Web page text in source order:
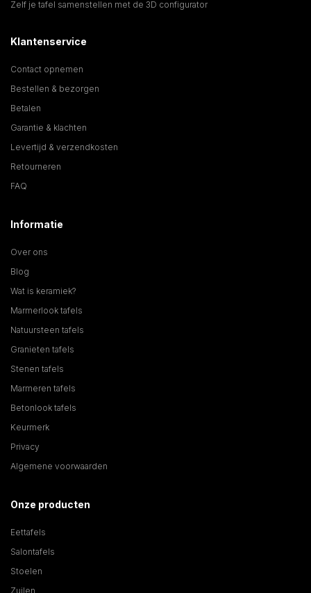
Zelf je tafel samenstellen met de 3D configurator
Klantenservice
Contact opnemen
Bestellen & bezorgen
Betalen
Garantie & klachten
Levertijd & verzendkosten
Retourneren
FAQ
Informatie
Over ons
Blog
Wat is keramiek?
Marmerlook tafels
Natuursteen tafels
Granieten tafels
Stenen tafels
Marmeren tafels
Betonlook tafels
Keurmerk
Privacy
Algemene voorwaarden
Onze producten
Eettafels
Salontafels
Stoelen
Zuilen